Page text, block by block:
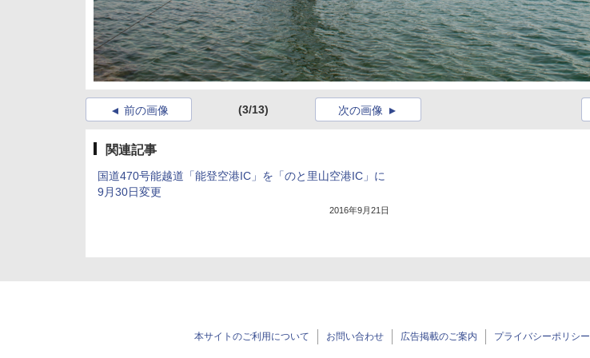
前の画像 (3/13) 次の画像
関連記事
国道470号能越道「能登空港IC」を「のと里山空港IC」に
9月30日変更
2016年9月21日
本サイトのご利用について お問い合わせ 広告掲載のご案内 プライバシーポリシー